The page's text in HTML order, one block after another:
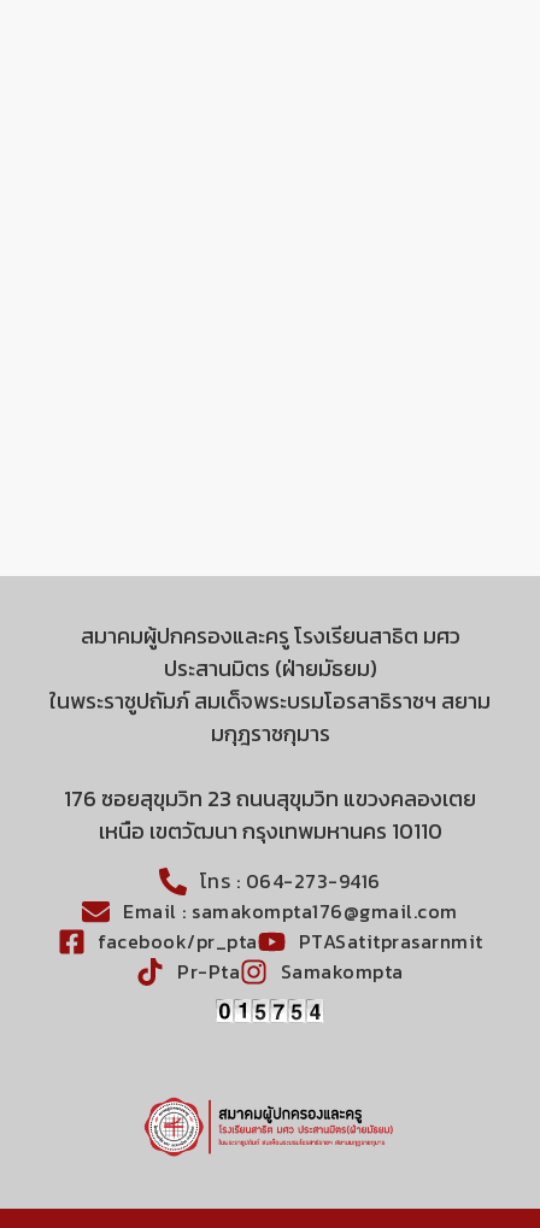
สมาคมผู้ปกครองและครู โรงเรียนสาธิต มศว
ประสานมิตร (ฝ่ายมัธยม)
ในพระราชูปถัมภ์ สมเด็จพระบรมโอรสาธิราชฯ สยาม
มกุฎราชกุมาร
176 ซอยสุขุมวิท 23 ถนนสุขุมวิท แขวงคลองเตย
เหนือ เขตวัฒนา กรุงเทพมหานคร 10110
โทร : 064-273-9416
Email : samakompta176@gmail.com
facebook/pr_pta
PTASatitprasarnmit
Pr-Pta
Samakompta